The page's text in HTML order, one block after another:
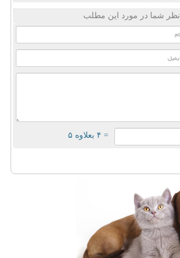
نظر شما در مورد این مطلب
= ۴ بعلاوه ۵